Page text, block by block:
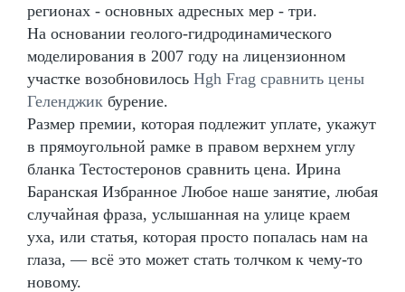
регионах - основных адресных мер - три.
На основании геолого-гидродинамического
моделирования в 2007 году на лицензионном
участке возобновилось Hgh Frag сравнить цены
Геленджик бурение.
Размер премии, которая подлежит уплате, укажут
в прямоугольной рамке в правом верхнем углу
бланка Тестостеронов сравнить цена. Ирина
Баранская Избранное Любое наше занятие, любая
случайная фраза, услышанная на улице краем
уха, или статья, которая просто попалась нам на
глаза, — всё это может стать толчком к чему-то
новому.